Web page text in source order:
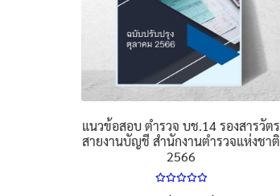
แนวข้อสอบ ตำรวจ บช.14 รองสารวัตร
สายงานบัญชี สำนักงานตำรวจแห่งชาติ
2566